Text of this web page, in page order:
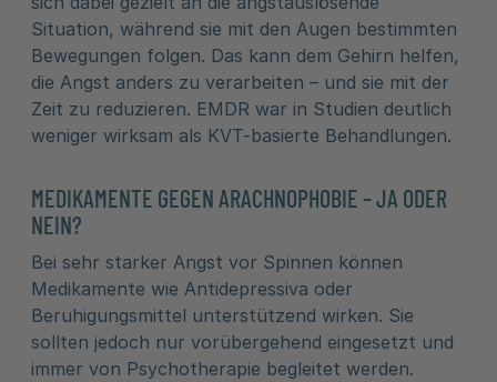
Situation, während sie mit den Augen bestimmten
Bewegungen folgen. Das kann dem Gehirn helfen,
die Angst anders zu verarbeiten – und sie mit der
Zeit zu reduzieren. EMDR war in Studien deutlich
weniger wirksam als KVT-basierte Behandlungen.
MEDIKAMENTE GEGEN ARACHNOPHOBIE – JA ODER
NEIN?
Bei sehr starker Angst vor Spinnen können
Medikamente wie Antidepressiva oder
Beruhigungsmittel unterstützend wirken. Sie
sollten jedoch nur vorübergehend eingesetzt und
immer von Psychotherapie begleitet werden.